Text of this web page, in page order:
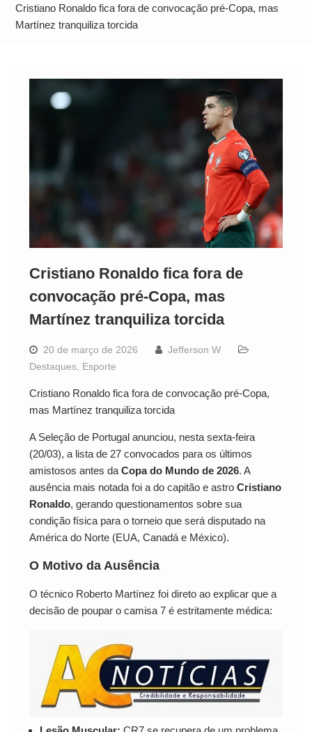
Operação Ágio: Ação policial na Bahia prende 14
suspeitos e mira rede ligada a ‘Zói de Gato’, do
Cristiano Ronaldo fica fora de convocação pré-Copa, mas
Martínez tranquiliza torcida
Cristiano Ronaldo fica fora de
convocação pré-Copa, mas
Martínez tranquiliza torcida
20 de março de 2026
Jefferson W
Destaques, Esporte
Cristiano Ronaldo fica fora de convocação pré-Copa,
mas Martínez tranquiliza torcida
A Seleção de Portugal anunciou, nesta sexta-feira
(20/03), a lista de 27 convocados para os últimos
amistosos antes da Copa do Mundo de 2026. A
ausência mais notada foi a do capitão e astro Cristiano
Ronaldo, gerando questionamentos sobre sua
condição física para o torneio que será disputado na
América do Norte (EUA, Canadá e México).
O Motivo da Ausência
O técnico Roberto Martínez foi direto ao explicar que a
decisão de poupar o camisa 7 é estritamente médica: